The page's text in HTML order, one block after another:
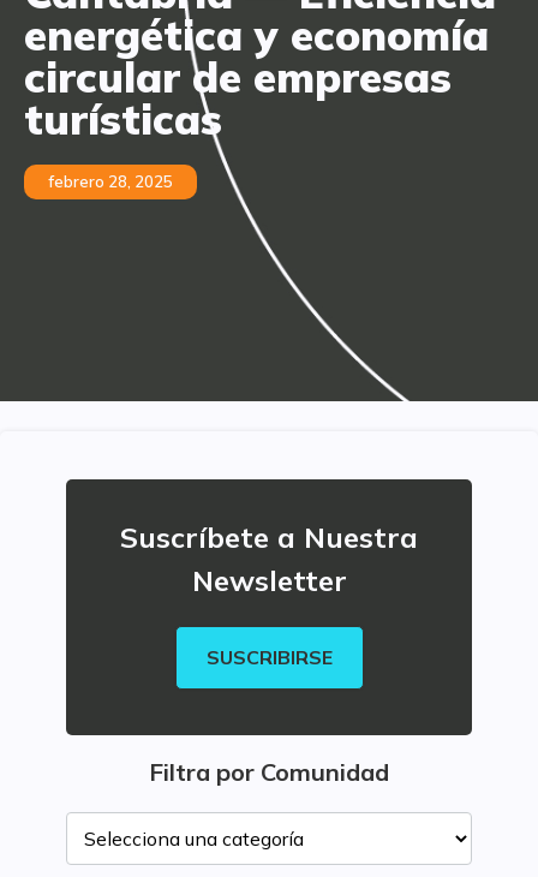
energética y economía
circular de empresas
turísticas
febrero 28, 2025
Suscríbete a Nuestra
Newsletter
SUSCRIBIRSE
Filtra por Comunidad